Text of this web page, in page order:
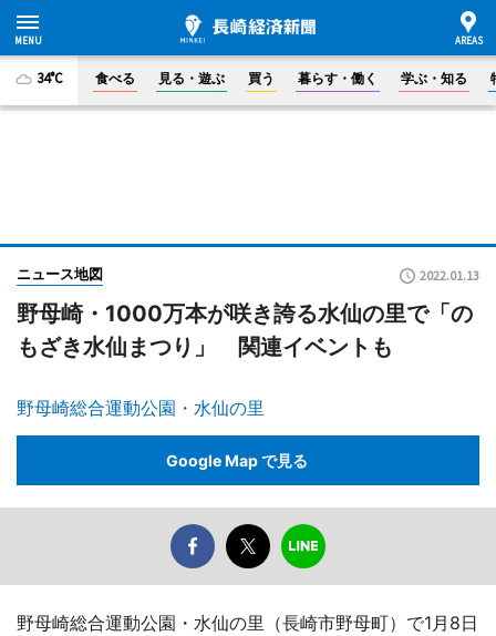
34°C 食べる 見る・遊ぶ 買う 暮らす・働く 学ぶ・知る
ニュース地図 2022.01.13
野母崎・1000万本が咲き誇る水仙の里で「の
もざき水仙まつり」 関連イベントも
野母崎総合運動公園・水仙の里
Google Map で見る
野母崎総合運動公園・水仙の里（長崎市野母町）で1月8日